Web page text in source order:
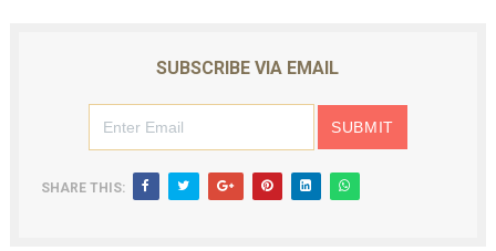
SUBSCRIBE VIA EMAIL
SHARE THIS: